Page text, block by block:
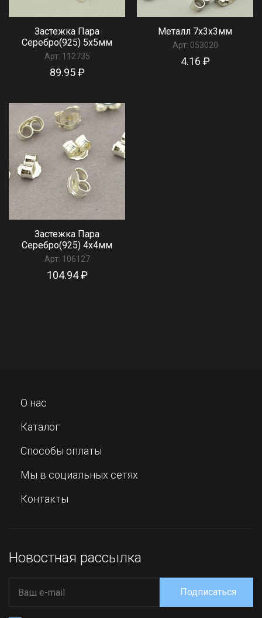
Застежка Пара
Серебро(925) 5x5мм
Арт: 112735
89.95 ₽
Металл 7x3x3мм
Арт: 053020
4.16 ₽
Застежка Пара
Серебро(925) 4x4мм
Арт: 106127
104.94 ₽
О нас
Каталог
Способы оплаты
Мы в социальных сетях
Контакты
Новостная рассылка
Подписаться